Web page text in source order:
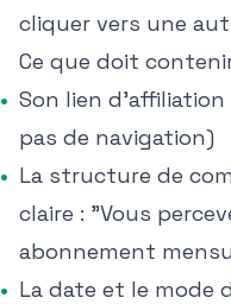
cliquer vers une
Ce que doit
Son lien
pas de navigation)
La structure de
claire : "Vous
abonnement
La date et le mode